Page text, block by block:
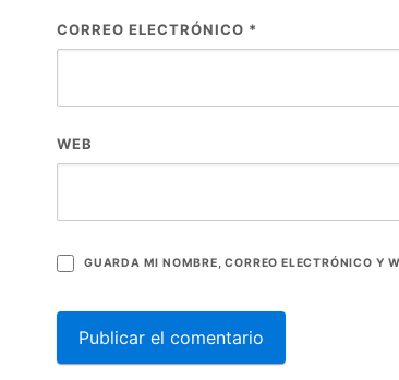
CORREO ELECTRÓNICO *
WEB
GUARDA MI NOMBRE, CORREO ELECTRÓNICO Y